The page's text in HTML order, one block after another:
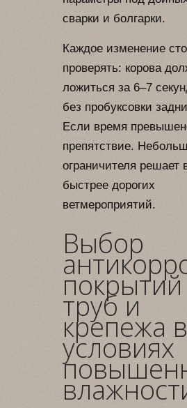
сварки и болгарки.
Каждое изменение
проверять: корова
ложиться за 6–7
без пробуксовки
Если время
препятствие.
ограничителя решает
быстрее дорогих
ветмероприятий.
Выбор
труб и
крепежа в
условиях